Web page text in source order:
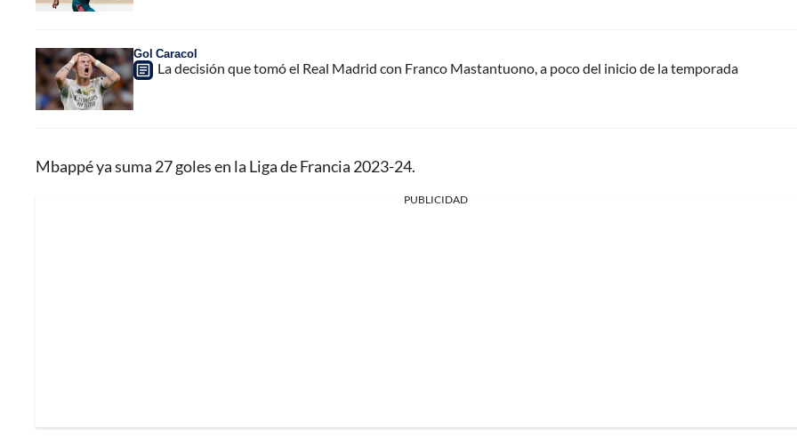
Gol Caracol
La decisión que tomó el Real Madrid con Franco Mastantuono, a poco del inicio de la temporada
Mbappé ya suma 27 goles en la Liga de Francia 2023-24.
PUBLICIDAD